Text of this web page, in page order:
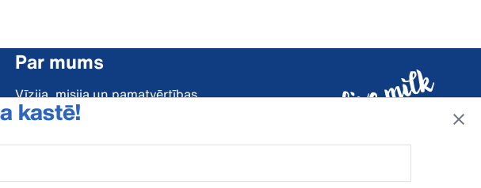
kastē!
Par mums
Vīzija, misija un pamatvērtības
DeLaval un vide
Pārtika attīstībai